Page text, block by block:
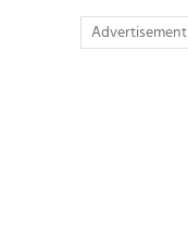
Advertisement